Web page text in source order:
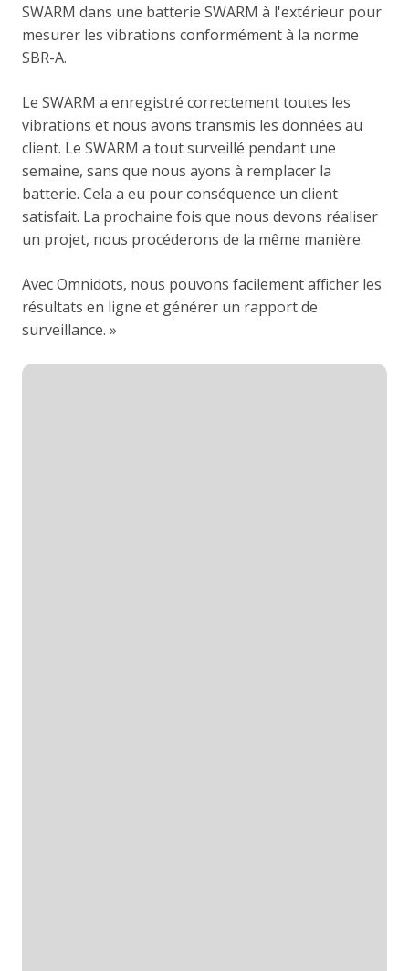
SWARM dans une batterie SWARM à l'extérieur pour
mesurer les vibrations conformément à la norme
SBR-A.
Le SWARM a enregistré correctement toutes les
vibrations et nous avons transmis les données au
client. Le SWARM a tout surveillé pendant une
semaine, sans que nous ayons à remplacer la
batterie. Cela a eu pour conséquence un client
satisfait. La prochaine fois que nous devons réaliser
un projet, nous procéderons de la même manière.
Avec Omnidots, nous pouvons facilement afficher les
résultats en ligne et générer un rapport de
surveillance. »